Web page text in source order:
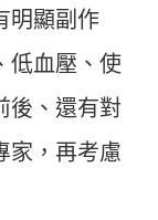
明顯副作
低血壓、使
後、還有對
家，再考慮